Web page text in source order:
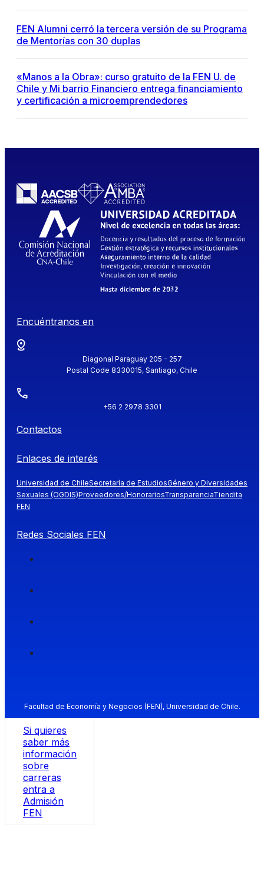
FEN Alumni cerró la tercera versión de su Programa
de Mentorías con 30 duplas
«Manos a la Obra»: curso gratuito de la FEN U. de
Chile y Mi barrio Financiero entrega financiamiento
y certificación a microemprendedores
Encuéntranos en
Diagonal Paraguay 205 - 257
Postal Code 8330015, Santiago, Chile
+56 2 2978 3301
Contactos
Enlaces de interés
Universidad de ChileSecretaría de EstudiosGénero y Diversidades
Sexuales (OGDIS)Proveedores/HonorariosTransparenciaTiendita
FEN
Redes Sociales FEN
Facultad de Economía y Negocios (FEN), Universidad de Chile.
Si quieres
saber más
información
sobre
carreras
entra a
Admisión
FEN